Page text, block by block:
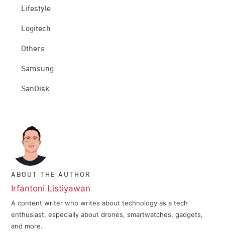
Lifestyle
Logitech
Others
Samsung
SanDisk
ABOUT THE AUTHOR
Irfantoni Listiyawan
A content writer who writes about technology as a tech
enthusiast, especially about drones, smartwatches, gadgets,
and more.